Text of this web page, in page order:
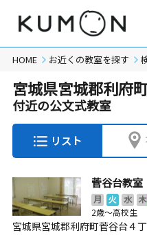
HOME お近くの教室を探す
宮城県宮城郡利府
付近の公文式教室
リスト
菅谷台教室
月 火 水 木
2歳～高校生
宮城県宮城郡利府町菅谷台４